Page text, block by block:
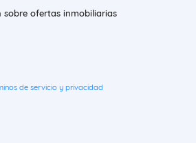
ofertas inmobiliarias
de servicio y privacidad